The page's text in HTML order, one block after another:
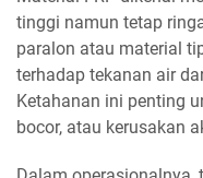
tinggi namun tetap
paralon atau material
terhadap tekanan air
Ketahanan ini penting
bocor, atau kerusakan